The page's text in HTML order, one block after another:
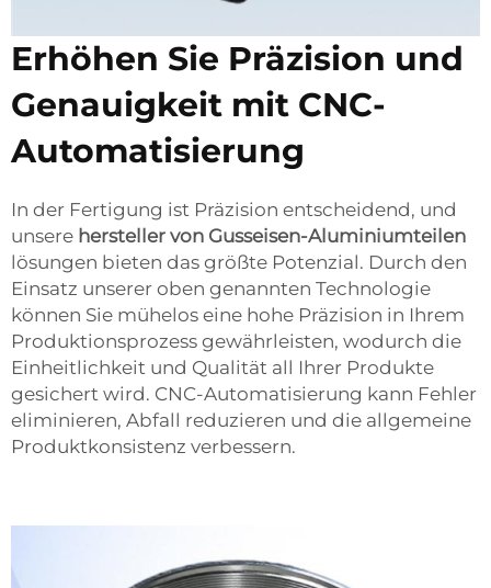
Erhöhen Sie Präzision und
Genauigkeit mit CNC-
Automatisierung
In der Fertigung ist Präzision entscheidend, und
unsere hersteller von Gusseisen-Aluminiumteilen
lösungen bieten das größte Potenzial. Durch den
Einsatz unserer oben genannten Technologie
können Sie mühelos eine hohe Präzision in Ihrem
Produktionsprozess gewährleisten, wodurch die
Einheitlichkeit und Qualität all Ihrer Produkte
gesichert wird. CNC-Automatisierung kann Fehler
eliminieren, Abfall reduzieren und die allgemeine
Produktkonsistenz verbessern.